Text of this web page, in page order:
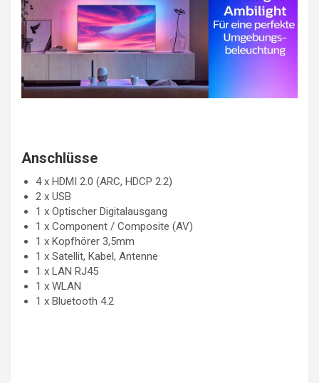
Anschlüsse
4 x HDMI 2.0 (ARC, HDCP 2.2)
2 x USB
1 x Optischer Digitalausgang
1 x Component / Composite (AV)
1 x Kopfhörer 3,5mm
1 x Satellit, Kabel, Antenne
1 x LAN RJ45
1 x WLAN
1 x Bluetooth 4.2